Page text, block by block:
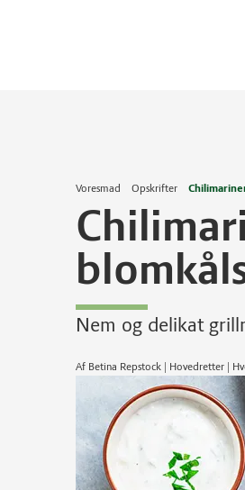
Voresmad Opskrifter
Nem og delikat
Af Betina Repstock | Hovedretter |